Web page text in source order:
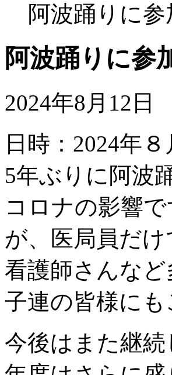
阿波踊りに
阿波踊りに参
2024年8月12日
日時：2024年
5年ぶりに阿波
コロナの影響
が、医局員だ
看護師さんな
子連の皆様に
今後はまた継